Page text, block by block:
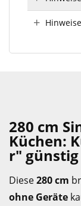
280 cm
Küchen:
r"
Diese280 cm
ohne Geräte